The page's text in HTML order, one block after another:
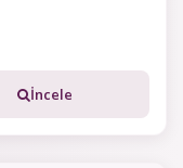
İncele